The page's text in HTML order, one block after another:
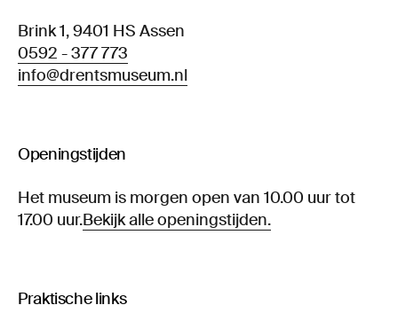
Brink 1, 9401 HS Assen
0592 - 377 773
info@drentsmuseum.nl
Openingstijden
Het museum is morgen open van 10.00 uur tot
17.00 uur.Bekijk alle openingstijden.
Praktische links